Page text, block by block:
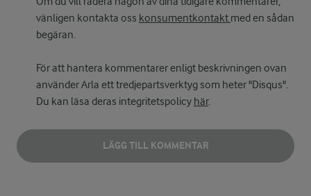
vänligen kontakta oss konsumentkontakt med en sådan
begäran.
För att hantera kommentarer enligt beskrivningen ovan
använder Arla ett tredjepartsverktyg som heter "Disqus".
Du kan läsa deras integritetspolicy här.
LÄGG TILL KOMMENTAR